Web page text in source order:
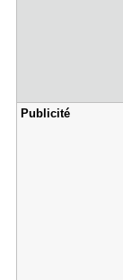
Publicité